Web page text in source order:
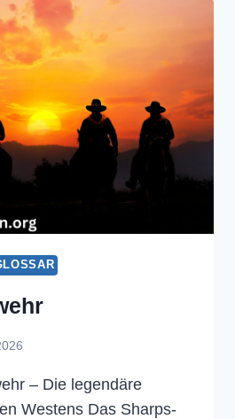
– Die legendäre
Westens Das Sharps-